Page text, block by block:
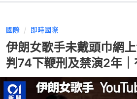
國際 即時國際
伊朗女歌手未戴頭巾網
判74下鞭刑及禁演2年｜